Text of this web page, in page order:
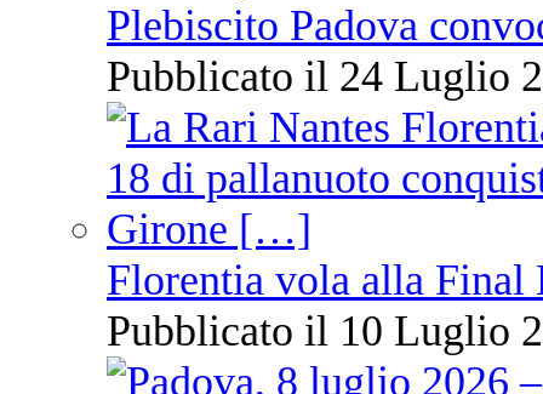
Plebiscito Padova
Pubblicato il 24 Luglio
Florentia vola alla Final
Pubblicato il 10 Luglio